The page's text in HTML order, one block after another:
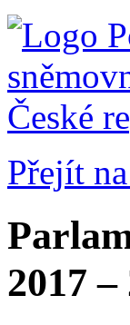
Přejít
2017 –